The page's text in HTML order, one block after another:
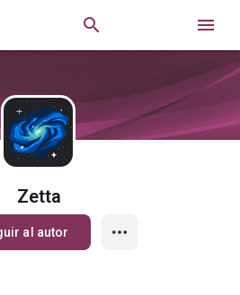
 
Zetta
al autor